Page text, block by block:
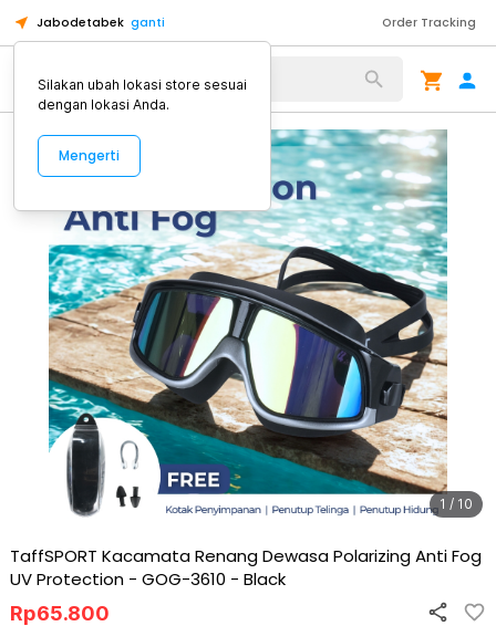
Jabodetabek ganti Order Tracking
Alat Kopi
1 / 10
TaffSPORT Kacamata Renang Dewasa Polarizing Anti Fog
UV Protection - GOG-3610 - Black
Rp65.800
Silakan ubah lokasi store sesuai
dengan lokasi Anda.
Mengerti